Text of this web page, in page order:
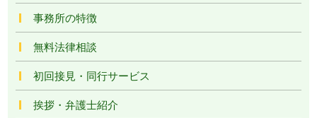
事務所の特徴
無料法律相談
初回接見・同行サービス
挨拶・弁護士紹介